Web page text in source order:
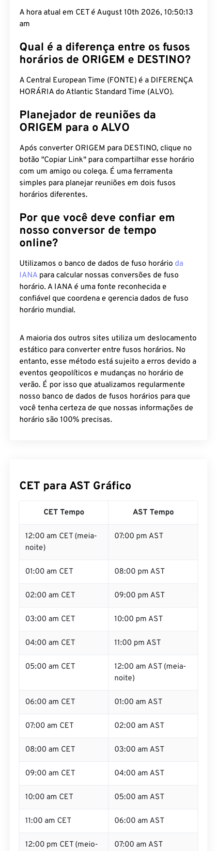
A hora atual em CET é August 10th 2026, 10:50:14
am
Qual é a diferença entre os fusos
horários de ORIGEM e DESTINO?
A Central European Time (FONTE) é a DIFERENÇA
HORÁRIA do Atlantic Standard Time (ALVO).
Planejador de reuniões da
ORIGEM para o ALVO
Após converter ORIGEM para DESTINO, clique no
botão "Copiar Link" para compartilhar esse horário
com um amigo ou colega. É uma ferramenta
simples para planejar reuniões em dois fusos
horários diferentes.
Por que você deve confiar em
nosso conversor de tempo
online?
Utilizamos o banco de dados de fuso horário da
IANA para calcular nossas conversões de fuso
horário. A IANA é uma fonte reconhecida e
confiável que coordena e gerencia dados de fuso
horário mundial.
A maioria dos outros sites utiliza um deslocamento
estático para converter entre fusos horários. No
entanto, esse método está sujeito a erros devido a
eventos geopolíticos e mudanças no horário de
verão. É por isso que atualizamos regularmente
nosso banco de dados de fusos horários para que
você tenha certeza de que nossas informações de
horário são 100% precisas.
CET para AST Gráfico
CET Tempo AST Tempo
12:00 am CET (meia-
noite)
07:00 pm AST
01:00 am CET 08:00 pm AST
02:00 am CET 09:00 pm AST
03:00 am CET 10:00 pm AST
04:00 am CET 11:00 pm AST
05:00 am CET
12:00 am AST (meia-
noite)
06:00 am CET 01:00 am AST
07:00 am CET 02:00 am AST
08:00 am CET 03:00 am AST
09:00 am CET 04:00 am AST
10:00 am CET 05:00 am AST
11:00 am CET 06:00 am AST
12:00 pm CET (meio- 07:00 am AST